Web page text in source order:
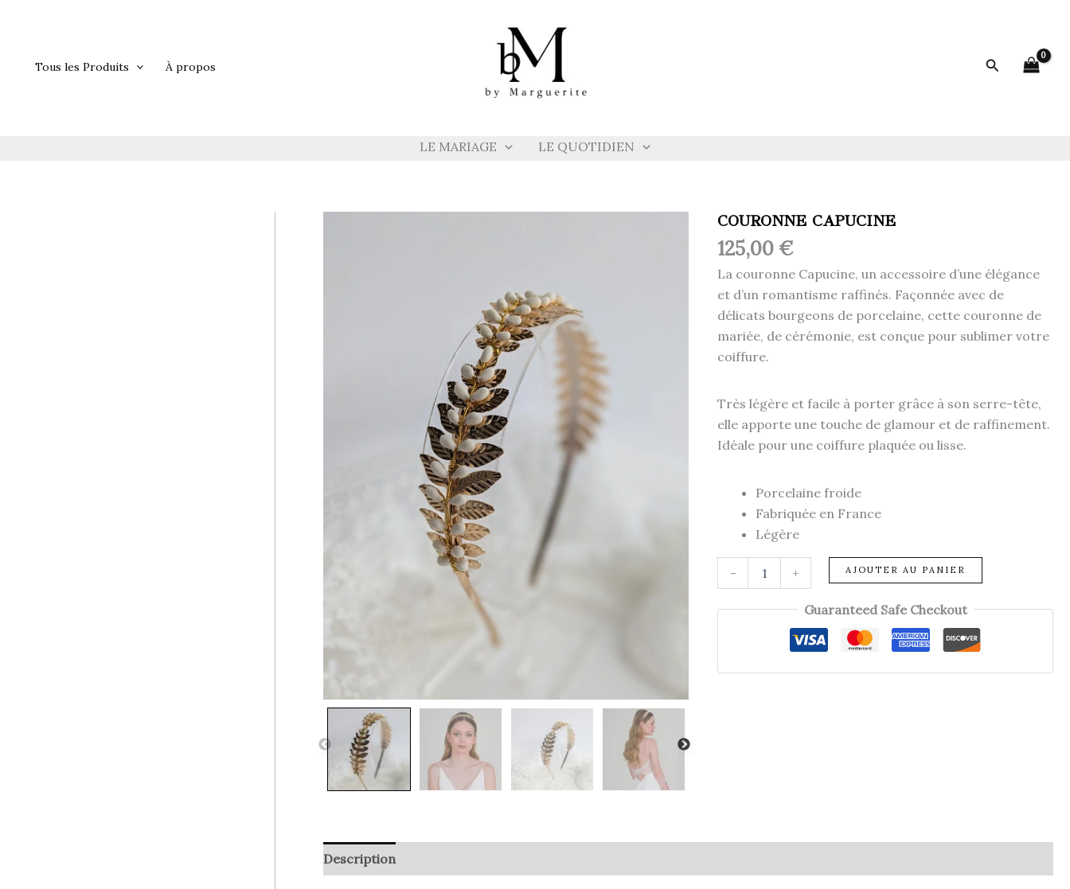
Tous les Produits À propos Rechercher
LE MARIAGE LE QUOTIDIEN
COURONNE CAPUCINE
125,00€
La couronne Capucine, un accessoire d’une élégance
et d’un romantisme raffinés. Façonnée avec de
délicats bourgeons de porcelaine, cette couronne de
mariée, de cérémonie, est conçue pour sublimer votre
coiffure.
Très légère et facile à porter grâce à son serre-tête,
elle apporte une touche de glamour et de raffinement.
Idéale pour une coiffure plaquée ou lisse.
Porcelaine froide
Fabriquée en France
Légère
-
CAPUCINE
+ AJOUTER AU PANIER
Guaranteed Safe Checkout
Description